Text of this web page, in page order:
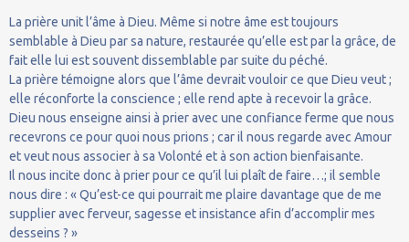
La prière unit l’âme à Dieu. Même si notre âme est toujours
semblable à Dieu par sa nature, restaurée qu’elle est par la grâce, de
fait elle lui est souvent dissemblable par suite du péché.
La prière témoigne alors que l’âme devrait vouloir ce que Dieu veut ;
elle réconforte la conscience ; elle rend apte à recevoir la grâce.
Dieu nous enseigne ainsi à prier avec une confiance ferme que nous
recevrons ce pour quoi nous prions ; car il nous regarde avec Amour
et veut nous associer à sa Volonté et à son action bienfaisante.
Il nous incite donc à prier pour ce qu’il lui plaît de faire…; il semble
nous dire : « Qu’est-ce qui pourrait me plaire davantage que de me
supplier avec ferveur, sagesse et insistance afin d’accomplir mes
desseins ? »